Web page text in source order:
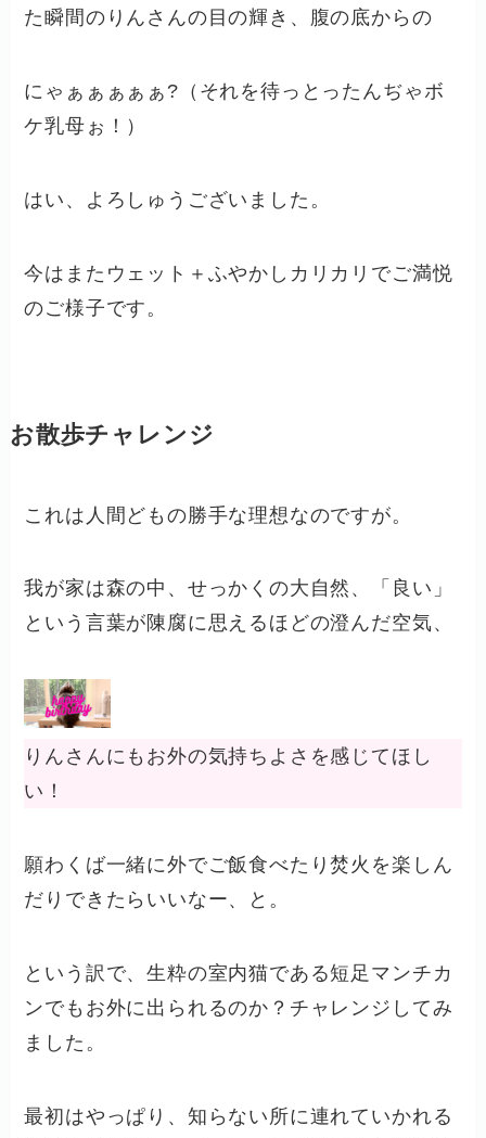
た瞬間のりんさんの目の輝き、腹の底からの
にゃぁぁぁぁぁ?（それを待っとったんぢゃボ
ケ乳母ぉ！）
はい、よろしゅうございました。
今はまたウェット＋ふやかしカリカリでご満悦
のご様子です。
お散歩チャレンジ
これは人間どもの勝手な理想なのですが。
我が家は森の中、せっかくの大自然、「良い」
という言葉が陳腐に思えるほどの澄んだ空気、
りんさんにもお外の気持ちよさを感じてほし
い！
願わくば一緒に外でご飯食べたり焚火を楽しん
だりできたらいいなー、と。
という訳で、生粋の室内猫である短足マンチカ
ンでもお外に出られるのか？チャレンジしてみ
ました。
最初はやっぱり、知らない所に連れていかれる